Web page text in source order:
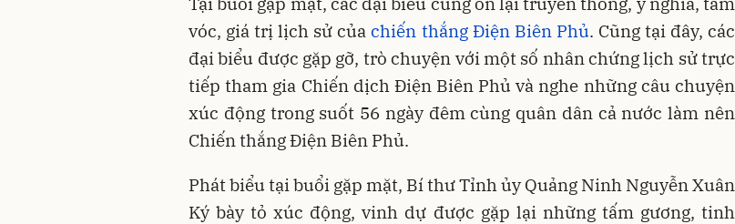
vóc, giá trị lịch sử củachiến thắng Điện Biên Phủ. Cũng tại đây, các
đại biểu được gặp gỡ, trò chuyện với một số nhân chứng lịch sử trực
tiếp tham gia Chiến dịch Điện Biên Phủ và nghe những câu chuyện
xúc động trong suốt 56 ngày đêm cùng quân dân cả nước làm nên
Chiến thắng Điện Biên Phủ.
Phát biểu tại buổi gặp mặt, Bí thư Tỉnh ủy Quảng Ninh Nguyễn Xuân
Ký bày tỏ xúc động, vinh dự được gặp lại những tấm gương, tinh